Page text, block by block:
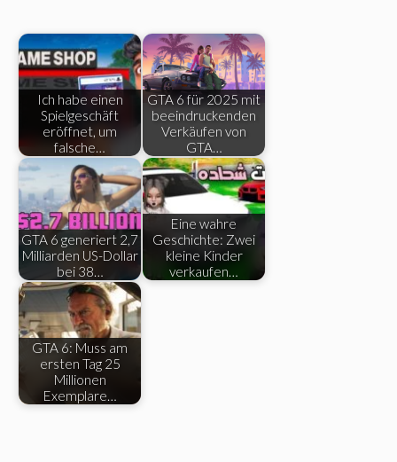
Ich habe einen
Spielgeschäft
eröffnet, um
falsche…
GTA 6 für 2025 mit
beeindruckenden
Verkäufen von
GTA…
GTA 6 generiert 2,7
Milliarden US-Dollar
bei 38…
Eine wahre
Geschichte: Zwei
kleine Kinder
verkaufen…
GTA 6: Muss am
ersten Tag 25
Millionen
Exemplare…